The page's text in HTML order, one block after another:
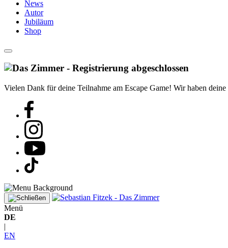
News
Autor
Jubiläum
Shop
Vielen Dank für deine Teilnahme am Escape Game! Wir haben
Menü
DE
|
EN